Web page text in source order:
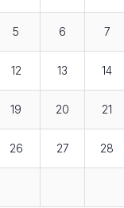
5 6 7
12 13 14
19 20 21
26 27 28